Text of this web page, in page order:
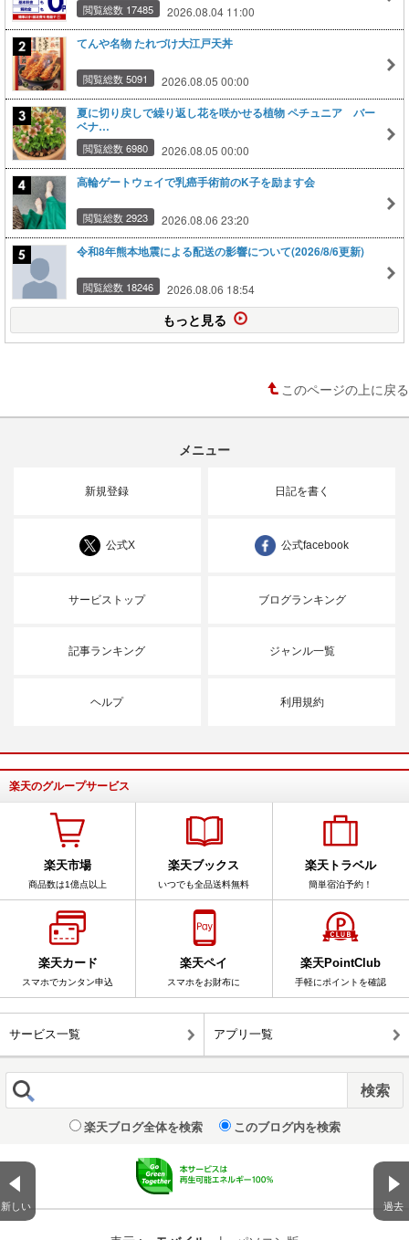
新しい 過去
閲覧総数 17485 2026.08.04 11:00
てんや名物 たれづけ大江戸天丼
閲覧総数 5091 2026.08.05 00:00
夏に切り戻しで繰り返し花を咲かせる植物 ペチュニア バー
ベナ…
閲覧総数 6980 2026.08.05 00:00
高輪ゲートウェイで乳癌手術前のK子を励ます会
閲覧総数 2923 2026.08.06 23:20
令和8年熊本地震による配送の影響について(2026/8/6更新)
閲覧総数 18246 2026.08.06 18:54
もっと見る
このページの上に戻る
メニュー
新規登録 日記を書く
公式X 公式facebook
サービストップ ブログランキング
記事ランキング ジャンル一覧
ヘルプ 利用規約
楽天のグループサービス
楽天市場
商品数は1億点以上
楽天ブックス
いつでも全品送料無料
楽天トラベル
簡単宿泊予約！
楽天カード
スマホでカンタン申込
楽天ペイ
スマホをお財布に
楽天PointClub
手軽にポイントを確認
サービス一覧 アプリ一覧
楽天ブログ全体を検索 このブログ内を検索